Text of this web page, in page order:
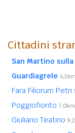
Cittadini
San Martino
Guardiagrele 4,2km
Fara Filiorum Petri
Poggiofiorito 7,0km
Giuliano Teatino